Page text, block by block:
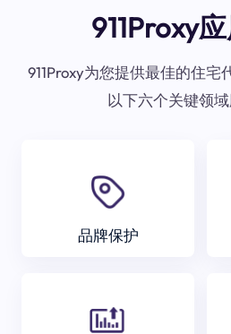
911Proxy
911Proxy为您提供最佳的住宅
以下六个关键领
品牌保护